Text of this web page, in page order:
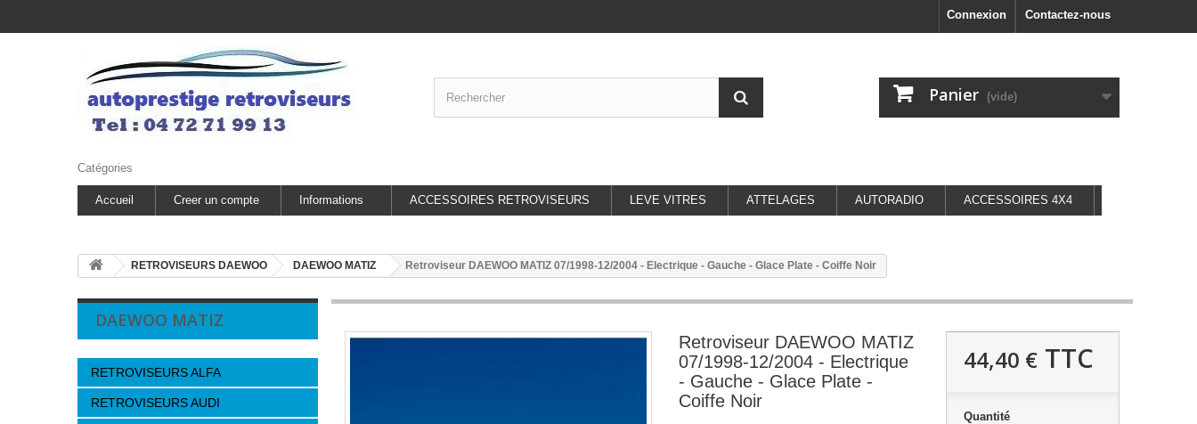
Contactez-nous
Connexion
Panier (vide)
Catégories
Accueil Creer un compte Informations ACCESSOIRES RETROVISEURS LEVE VITRES ATTELAGES AUTORADIO ACCESSOIRES 4X4
RETROVISEURS DAEWOO DAEWOO MATIZ Retroviseur DAEWOO MATIZ 07/1998-12/2004 - Electrique - Gauche - Glace Plate - Coiffe Noir
DAEWOO MATIZ
RETROVISEURS ALFA
RETROVISEURS AUDI
Retroviseur DAEWOO MATIZ
07/1998-12/2004 - Electrique
- Gauche - Glace Plate -
Coiffe Noir
44,40 €TTC
Quantité